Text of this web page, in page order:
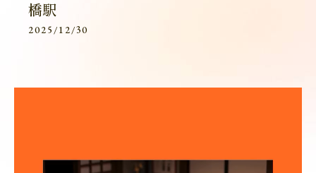
橋駅
2025/12/30